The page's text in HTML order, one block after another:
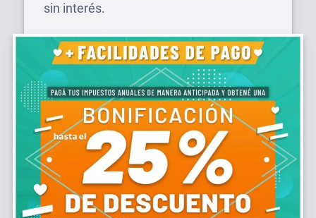
sin interés.